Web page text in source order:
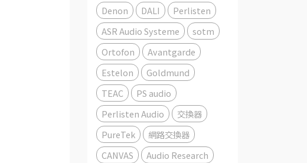
Denon
DALI
Perlisten
ASR Audio Systeme
sotm
Ortofon
Avantgarde
Estelon
Goldmund
TEAC
PS audio
Perlisten Audio
交換器
PureTek
網路交換器
CANVAS
Audio Research